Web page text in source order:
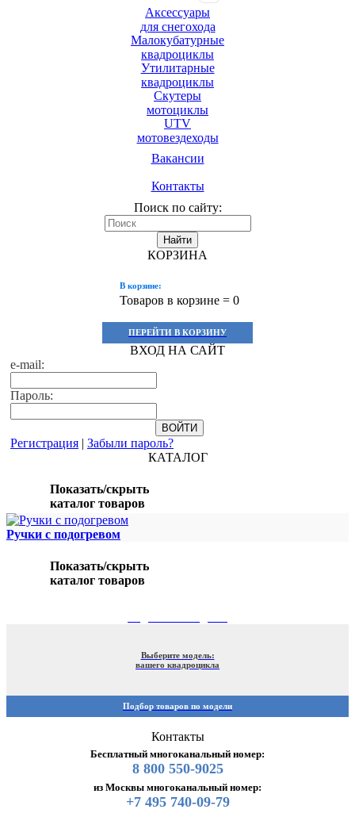
Аксессуары
для снегохода
Малокубатурные
квадроциклы
Утилитарные
квадроциклы
Скутеры
мотоциклы
UTV
мотовездеходы
Вакансии
Контакты
Поиск по сайту:
Найти
КОРЗИНА
В корзине:
Товаров в корзине = 0
ПЕРЕЙТИ В КОРЗИНУ
ВХОД НА САЙТ
e-mail:
Пароль:
Регистрация | Забыли пароль?
КАТАЛОГ
Показать/скрыть
каталог товаров
Ручки с подогревом
Показать/скрыть
каталог товаров
Выберите модель:
вашего квадроцикла
Подбор товаров по модели
Контакты
Бесплатный многоканальный номер:
8 800 550-9025
из Москвы многоканальный номер:
+7 495 740-09-79